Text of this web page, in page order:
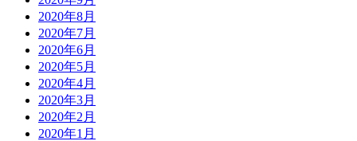
2020年8月
2020年7月
2020年6月
2020年5月
2020年4月
2020年3月
2020年2月
2020年1月